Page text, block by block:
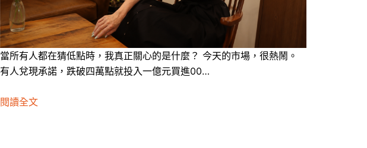
當所有人都在猜低點時，我真正關心的是什麼？ 今天的市場，很熱鬧。
有人兌現承諾，跌破四萬點就投入一億元買進00…
閱讀全文